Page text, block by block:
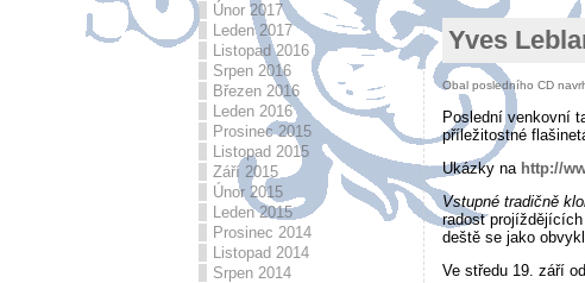
Únor 2017
Leden 2017
Listopad 2016
Srpen 2016
Březen 2016
Leden 2016
Prosinec 2015
Listopad 2015
Září 2015
Únor 2015
Leden 2015
Prosinec 2014
Listopad 2014
Srpen 2014
Yves
Obal posledního CD
Poslední venkovní
příležitostné
Ukázky na http://
Vstupné tradičně
radost
deště se jako
Ve středu 19. září